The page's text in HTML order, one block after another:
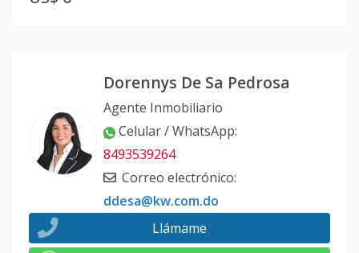
Dorennys De Sa Pedrosa
Agente Inmobiliario
Celular / WhatsApp:
8493539264
Correo electrónico:
ddesa@kw.com.do
Llámame